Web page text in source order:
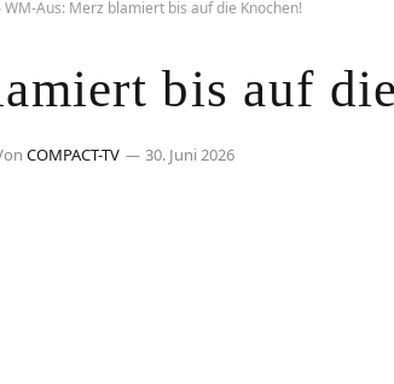
WM-Aus: Merz blamiert bis auf die Knochen!
bis auf
COMPACT-TV 30. Juni 2026